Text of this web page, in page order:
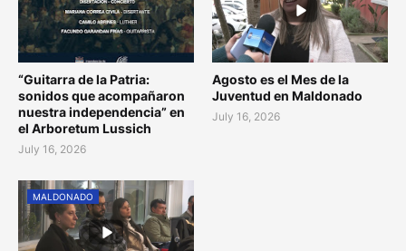
“Guitarra de la Patria:
sonidos que acompañaron
nuestra independencia” en
el Arboretum Lussich
July 16, 2026
Agosto es el Mes de la
Juventud en Maldonado
July 16, 2026
MALDONADO